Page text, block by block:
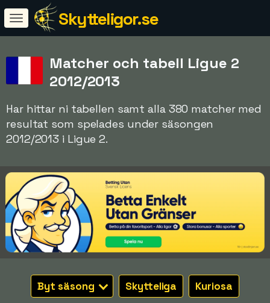
Skytteligor.se
Matcher och tabell Ligue 2
2012/2013
Har hittar ni tabellen samt alla 380 matcher med
resultat som spelades under säsongen
2012/2013 i Ligue 2.
Byt säsong Skytteliga Kuriosa